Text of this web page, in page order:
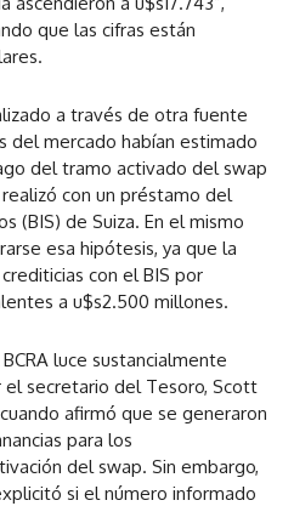
que las cifras están
a través de otra fuente
del mercado habían estimado
del tramo activado del swap
con un préstamo del
(BIS) de Suiza. En el mismo
esa hipótesis, ya que la
con el BIS por
a u$s2.500 millones.
luce sustancialmente
secretario del Tesoro, Scott
afirmó que se generaron
para los
del swap. Sin embargo,
si el número informado